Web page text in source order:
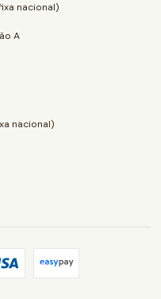
nacional)
A
nacional)